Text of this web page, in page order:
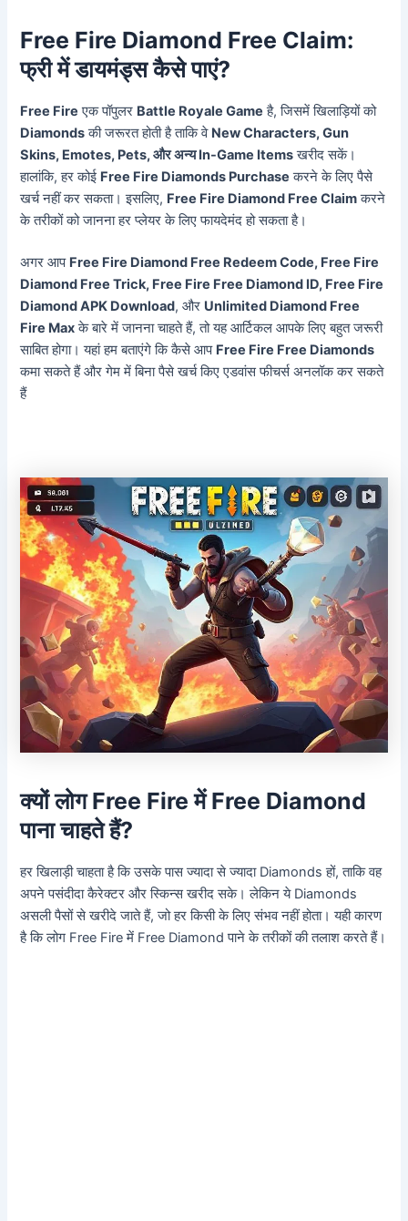
Free Fire Diamond Free Claim:
फ्री में डायमंड्स कैसे पाएं?
Free Fire एक पॉपुलर Battle Royale Game है, जिसमें खिलाड़ियों को
Diamondsकी जरूरत होती है ताकि वे New Characters, Gun
Skins, Emotes, Pets, और अन्य In-Game Itemsखरीद सकें।
हालांकि, हर कोई Free Fire Diamonds Purchase करने के लिए पैसे
खर्च नहीं कर सकता। इसलिए, Free Fire Diamond Free Claimकरने
के तरीकों को जानना हर प्लेयर के लिए फायदेमंद हो सकता है।
अगर आप Free Fire Diamond Free Redeem Code, Free Fire
Diamond Free Trick, Free Fire Free Diamond ID, Free Fire
Diamond APK Download, और Unlimited Diamond Free
Fire Maxके बारे में जानना चाहते हैं, तो यह आर्टिकल आपके लिए बहुत जरूरी
साबित होगा। यहां हम बताएंगे कि कैसे आप Free Fire Free Diamonds
कमा सकते हैं और गेम में बिना पैसे खर्च किए एडवांस फीचर्स अनलॉक कर सकते
हैं
क्यों लोग Free Fire में Free Diamond
पाना चाहते हैं?
हर खिलाड़ी चाहता है कि उसके पास ज्यादा से ज्यादा Diamonds हों, ताकि वह
अपने पसंदीदा कैरेक्टर और स्किन्स खरीद सके। लेकिन ये Diamonds
असली पैसों से खरीदे जाते हैं, जो हर किसी के लिए संभव नहीं होता। यही कारण
है कि लोग Free Fire में Free Diamond पाने के तरीकों की तलाश करते हैं।